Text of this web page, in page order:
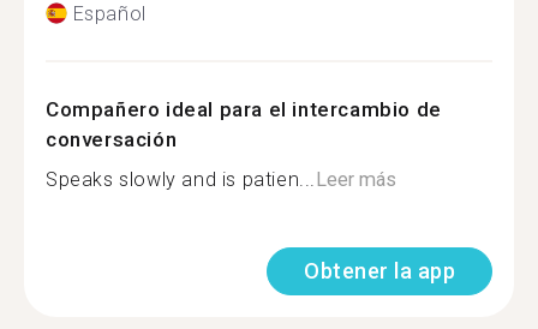
Español
Compañero ideal para el intercambio de
conversación
Speaks slowly and is patien... Leer más
Obtener la app